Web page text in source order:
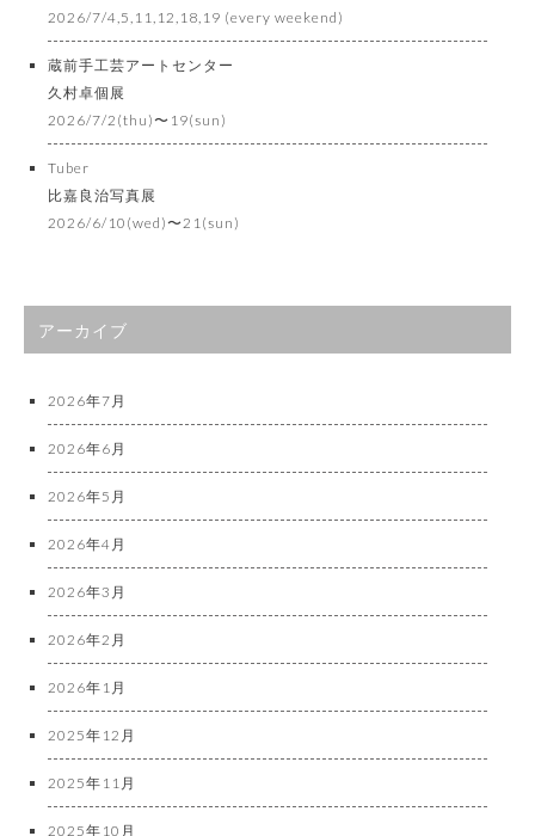
2026/7/4,5,11,12,18,19 (every weekend)
蔵前手工芸アートセンター
久村卓個展
2026/7/2(thu)〜19(sun)
Tuber
比嘉良治写真展
2026/6/10(wed)〜21(sun)
アーカイブ
2026年7月
2026年6月
2026年5月
2026年4月
2026年3月
2026年2月
2026年1月
2025年12月
2025年11月
2025年10月